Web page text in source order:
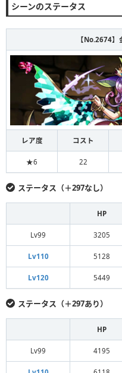
シーンのステータス
【No.2674
レア度 コスト
★6 22
ステータス（＋297なし）
HP
Lv99 3205
Lv110 5128
Lv120 5449
ステータス（＋297あり）
HP
Lv99 4195